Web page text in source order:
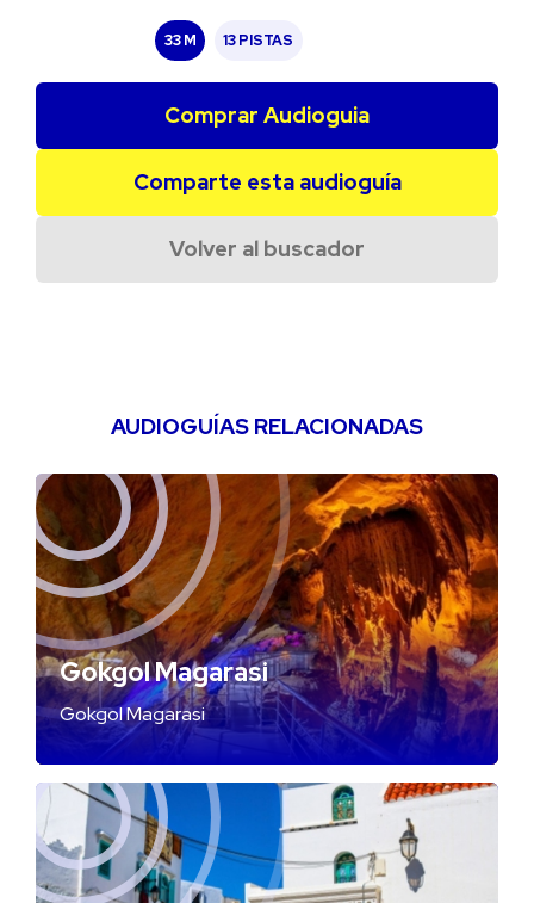
33 M 13 PISTAS
Comprar Audioguia
Comparte esta audioguía
Volver al buscador
AUDIOGUÍAS RELACIONADAS
Gokgol Magarasi
Gokgol Magarasi